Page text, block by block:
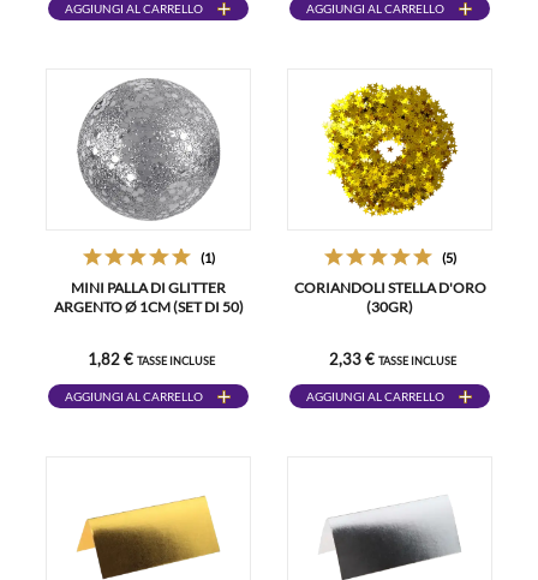
AGGIUNGI AL CARRELLO AGGIUNGI AL CARRELLO
(1)
MINI PALLA DI GLITTER
ARGENTO Ø 1CM (SET DI 50)
1,82 € TASSE INCLUSE
AGGIUNGI AL CARRELLO
(5)
CORIANDOLI STELLA D'ORO
(30GR)
2,33 € TASSE INCLUSE
AGGIUNGI AL CARRELLO